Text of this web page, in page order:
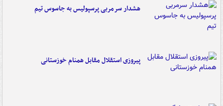
هشدار سرمربی پرسپولیس به جاسوس تیم
پیروزی استقلال مقابل همنام خوزستانی